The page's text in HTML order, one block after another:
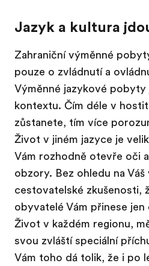
Jazyk a kultura
Zahraniční výměnné
pouze o zvládnutí a
Výměnné jazykové
kontextu. Čím déle v
zůstanete, tím více
Život v jiném jazyce je
Vám rozhodně otevře oči
obzory. Bez ohledu na Váš
cestovatelské zkušenosti,
obyvatelé Vám přinese
Život v každém regionu,
svou zvláští speciální
Vám toho dá tolik, že i po